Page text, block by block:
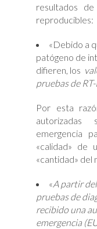
resultados
reproducibles:
«Debido a
patógeno de
difieren, los
pruebas de
Por esta
autorizadas
emergencia
«calidad» de
«cantidad» del
«A partir
pruebas de
recibido una
emergencia